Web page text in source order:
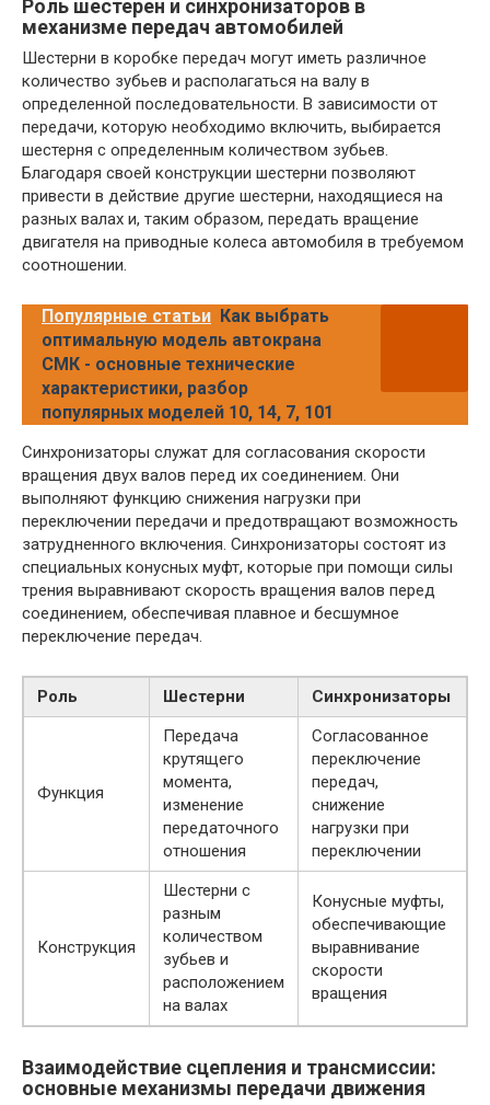
Роль шестерен и синхронизаторов в
механизме передач автомобилей
Шестерни в коробке передач могут иметь различное
количество зубьев и располагаться на валу в
определенной последовательности. В зависимости от
передачи, которую необходимо включить, выбирается
шестерня с определенным количеством зубьев.
Благодаря своей конструкции шестерни позволяют
привести в действие другие шестерни, находящиеся на
разных валах и, таким образом, передать вращение
двигателя на приводные колеса автомобиля в требуемом
соотношении.
Популярные статьи Как выбрать
оптимальную модель автокрана
СМК - основные технические
характеристики, разбор
популярных моделей 10, 14, 7, 101
Синхронизаторы служат для согласования скорости
вращения двух валов перед их соединением. Они
выполняют функцию снижения нагрузки при
переключении передачи и предотвращают возможность
затрудненного включения. Синхронизаторы состоят из
специальных конусных муфт, которые при помощи силы
трения выравнивают скорость вращения валов перед
соединением, обеспечивая плавное и бесшумное
переключение передач.
Роль Шестерни Синхронизаторы
Функция
Передача
крутящего
момента,
изменение
передаточного
отношения
Согласованное
переключение
передач,
снижение
нагрузки при
переключении
Конструкция
Шестерни с
разным
количеством
зубьев и
расположением
на валах
Конусные муфты,
обеспечивающие
выравнивание
скорости
вращения
Взаимодействие сцепления и трансмиссии:
основные механизмы передачи движения